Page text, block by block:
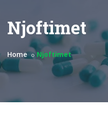
Njoftimet
Home Njoftimet